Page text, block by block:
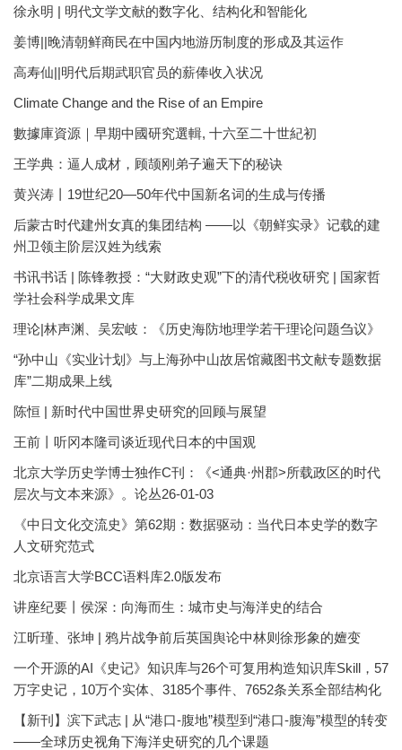
徐永明 | 明代文学文献的数字化、结构化和智能化
姜博||晚清朝鲜商民在中国内地游历制度的形成及其运作
高寿仙||明代后期武职官员的薪俸收入状况
Climate Change and the Rise of an Empire
數據庫資源｜早期中國研究選輯, 十六至二十世紀初
王学典：逼人成材，顾颉刚弟子遍天下的秘诀
黄兴涛丨19世纪20—50年代中国新名词的生成与传播
后蒙古时代建州女真的集团结构 ——以《朝鲜实录》记载的建
州卫领主阶层汉姓为线索
书讯书话 | 陈锋教授：“大财政史观”下的清代税收研究 | 国家哲
学社会科学成果文库
理论|林声渊、吴宏岐：《历史海防地理学若干理论问题刍议》
“孙中山《实业计划》与上海孙中山故居馆藏图书文献专题数据
库”二期成果上线
陈恒 | 新时代中国世界史研究的回顾与展望
王前丨听冈本隆司谈近现代日本的中国观
北京大学历史学博士独作C刊：《<通典·州郡>所载政区的时代
层次与文本来源》。论丛26-01-03
《中日文化交流史》第62期：数据驱动：当代日本史学的数字
人文研究范式
北京语言大学BCC语料库2.0版发布
讲座纪要丨侯深：向海而生：城市史与海洋史的结合
江昕瑾、张坤 | 鸦片战争前后英国舆论中林则徐形象的嬗变
一个开源的AI《史记》知识库与26个可复用构造知识库Skill，57
万字史记，10万个实体、3185个事件、7652条关系全部结构化
【新刊】滨下武志 | 从“港口-腹地”模型到“港口-腹海”模型的转变
——全球历史视角下海洋史研究的几个课题